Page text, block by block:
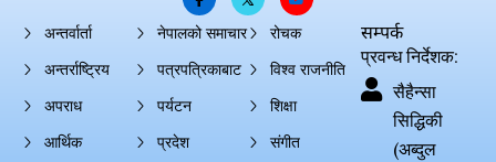
अन्तर्वार्ता
अन्तर्राष्ट्रिय
अपराध
आर्थिक
नेपालको समाचार
पत्रपत्रिकाबाट
पर्यटन
प्रदेश
रोचक
विश्व राजनीति
शिक्षा
संगीत
सम्पर्क
प्रवन्ध निर्देशक:
सैहैन्सा
सिद्धिकी
(अब्दुल